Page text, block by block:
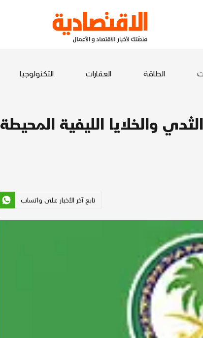
الطاقة العقارات التكنولوجيا
والخلايا الليفية المحيطة
تابع آخر الأخبار على واتساب